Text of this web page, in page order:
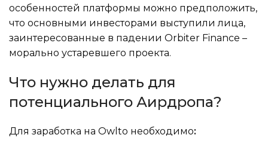
особенностей платформы можно предположить,
что основными инвесторами выступили лица,
заинтересованные в падении Orbiter Finance –
морально устаревшего проекта.
Что нужно делать для
потенциального Аирдропа?
Для заработка на Owlto необходимо: